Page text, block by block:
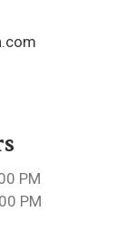
PM
PM